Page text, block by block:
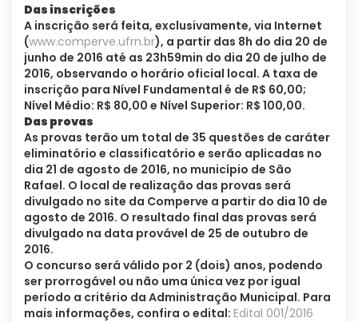
Das inscrições
A inscrição será feita, exclusivamente, via Internet
(www.comperve.ufrn.br), a partir das 8h do dia 20 de
junho de 2016 até as 23h59min do dia 20 de julho de
2016, observando o horário oficial local. A taxa de
inscrição para Nível Fundamental é de R$ 60,00;
Nível Médio: R$ 80,00 e Nível Superior: R$ 100,00.
Das provas
As provas terão um total de 35 questões de caráter
eliminatório e classificatório e serão aplicadas no
dia 21 de agosto de 2016, no município de São
Rafael. O local de realização das provas será
divulgado no site da Comperve a partir do dia 10 de
agosto de 2016. O resultado final das provas será
divulgado na data provável de 25 de outubro de
2016.
O concurso será válido por 2 (dois) anos, podendo
ser prorrogável ou não uma única vez por igual
período a critério da Administração Municipal. Para
mais informações, confira o edital: Edital 001/2016